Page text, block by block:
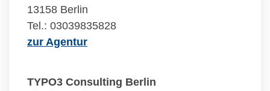
13158 Berlin
Tel.: 03039835828
zur Agentur
TYPO3 Consulting Berlin